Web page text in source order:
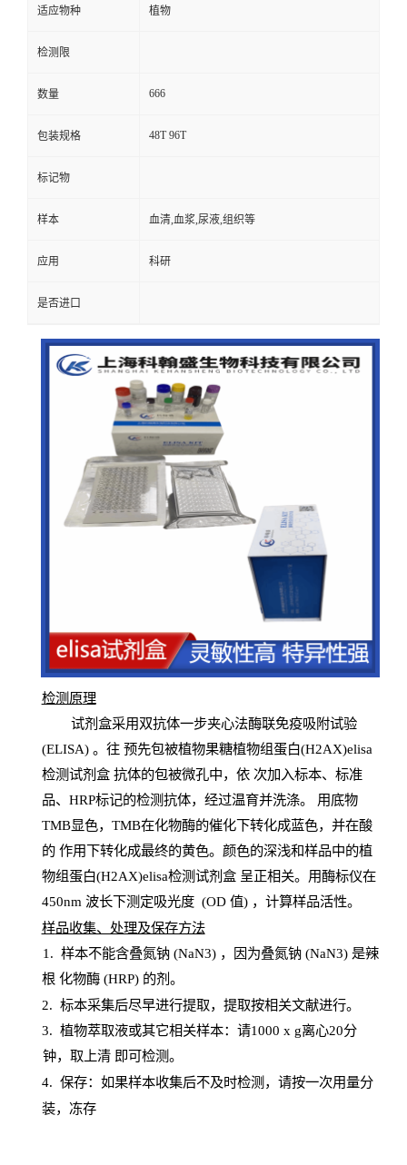
适应物种 植物
检测限
数量 666
包装规格 48T 96T
标记物
样本 血清,血浆,尿液,组织等
应用 科研
是否进口
检测原理
试剂盒采用双抗体一步夹心法酶联免疫吸附试验
(ELISA) 。往 预先包被植物果糖植物组蛋白(H2AX)elisa
检测试剂盒抗体的包被微孔中，依 次加入标本、标准
品、 HRP标记的检测抗体，经过温育并洗涤。
用底物
TMB显色， TMB在化物酶的催化下转化成蓝色，并在酸
的 作用下转化成最终的黄色。颜色的深浅和样品中的植
物组蛋白(H2AX)elisa检测试剂盒呈正相关。用酶标仪在
450nm 波长下测定吸光度 (OD 值) ，计算样品活性。
样品收集、处理及保存方法
1 . 样本不能含叠氮钠(NaN3) ，因为叠氮钠 (NaN3) 是辣
根 化物酶(HRP) 的剂。
2. 标本采集后尽早进行提取，提取按相关文献进行。
3. 植物萃取液或其它相关样本：请1000 x g离心20分
钟，取上清 即可检测。
4. 保存：如果样本收集后不及时检测，请按一次用量分
装，冻存